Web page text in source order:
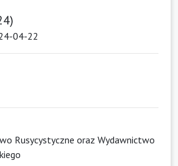
04-22
Rusycystyczne oraz Wydawnictwo